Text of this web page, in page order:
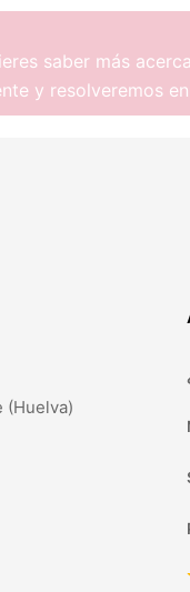
saber más
y resolveremos
(Huelva)